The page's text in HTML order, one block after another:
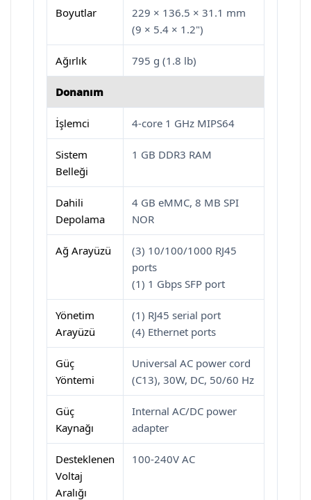
Boyutlar
229 × 136.5 × 31.1 mm
(9 × 5.4 × 1.2")
Ağırlık 795 g (1.8 lb)
Donanım
İşlemci 4-core 1 GHz MIPS64
Sistem
Belleği
1 GB DDR3 RAM
Dahili
Depolama
4 GB eMMC, 8 MB SPI
NOR
Ağ Arayüzü
(3) 10/100/1000 RJ45
ports
(1) 1 Gbps SFP port
Yönetim
Arayüzü
(1) RJ45 serial port
(4) Ethernet ports
Güç
Yöntemi
Universal AC power cord
(C13), 30W, DC, 50/60 Hz
Güç
Kaynağı
Internal AC/DC power
adapter
Desteklenen
Voltaj
Aralığı
100-240V AC